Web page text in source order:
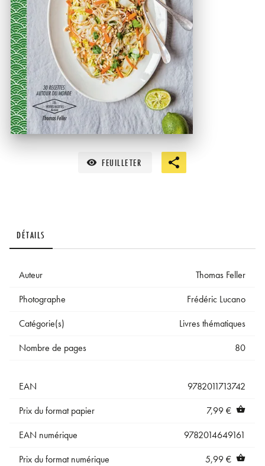
visibility FEUILLETER
DÉTAILS
Auteur
Thomas Feller
Photographe
Frédéric Lucano
Catégorie(s)
Livres thématiques
Nombre de pages
80
EAN
9782011713742
Prix du format papier
7,99 € shopping_basket
EAN numérique
9782014649161
Prix du format numérique
5,99 € shopping_basket